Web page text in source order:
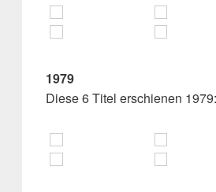
1979
Diese 6 Titel erschienen 1979: